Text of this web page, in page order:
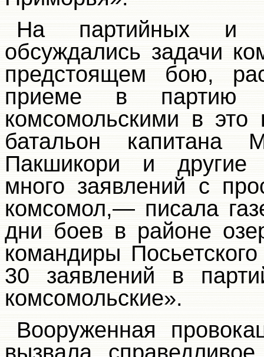
На партийных и
обсуждались задачи
предстоящем бою,
приеме в партию
комсомольскими в это
батальон капитана
Пакшикори и другие
много заявлений с
комсомол,— писала
дни боев в районе
командиры
30 заявлений в
комсомольские».
Вооруженная